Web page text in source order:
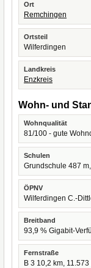
Ort
Remchingen
Ortsteil
Wilferdingen
Landkreis
Enzkreis
Wohn- und
Wohnqualität
81/100 - gute
Schulen
Grundschule 487
ÖPNV
Wilferdingen C.-
Breitband
93,9 % Gigabit-
Fernstraße
B 3 10,2 km, 11.573